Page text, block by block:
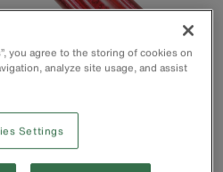
you agree to the storing of cookies on
analyze site usage, and assist
Settings